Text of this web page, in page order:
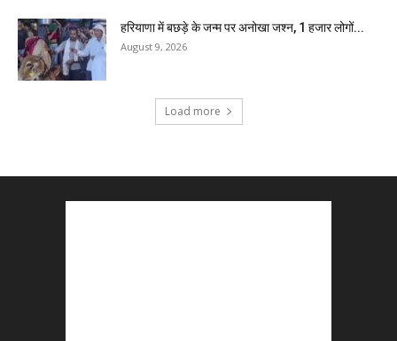
हरियाणा में बछड़े के जन्म पर अनोखा जश्न, 1 हजार लोगों...
August 9, 2026
Load more